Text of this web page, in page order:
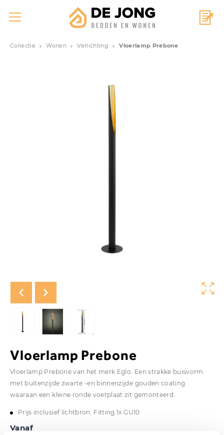
Collectie Wonen Verlichting Vloerlamp Prebone
Vloerlamp Prebone
Vloerlamp Prebone van het merk Eglo. Een strakke buisvorm
met buitenzijde zwarte -en binnenzijde gouden coating
waaraan een kleine ronde voetplaat zit gemonteerd.
Prijs inclusief lichtbron. Fitting 1x GU10
Vanaf